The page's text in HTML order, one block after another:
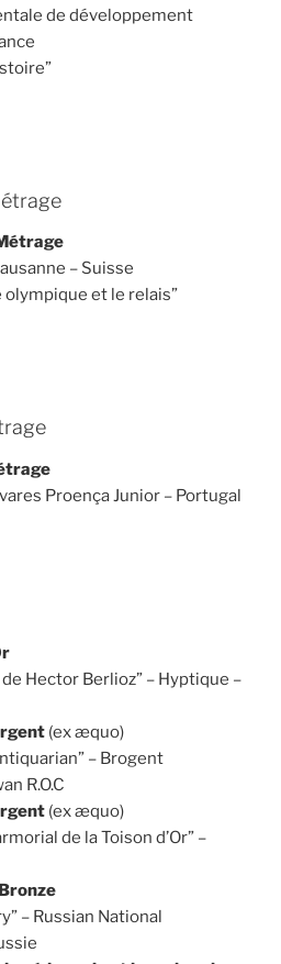
de développement
– Suisse
et le relais”
Proença Junior – Portugal
Hector Berlioz” – Hyptique –
(ex æquo)
– Brogent
R.O.C
(ex æquo)
de la Toison d’Or” –
– Russian National